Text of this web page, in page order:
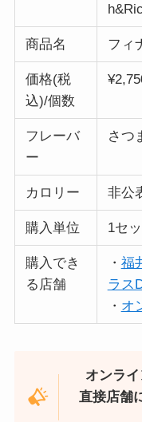
商品名 フィ
価格(税
込)/個数
フレーバ
ー
さつ
カロリー 非公
購入単位 1セ
購入でき
る店舗
・ 福
ラス
・ オ
オンラ
直接店舗